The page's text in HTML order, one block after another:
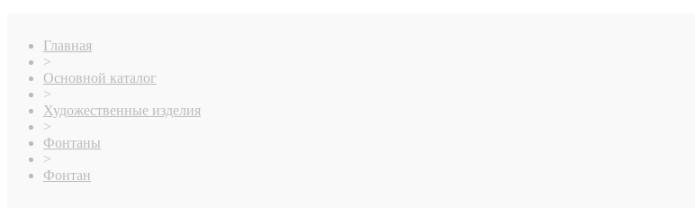
Главная
>
Основной каталог
>
Художественные изделия
>
Фонтаны
>
Фонтан